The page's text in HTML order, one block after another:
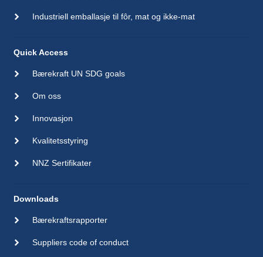
Industriell emballasje til fôr, mat og ikke-mat
Quick Access
Bærekraft UN SDG goals
Om oss
Innovasjon
Kvalitetsstyring
NNZ Sertifikater
Downloads
Bærekraftsrapporter
Suppliers code of conduct